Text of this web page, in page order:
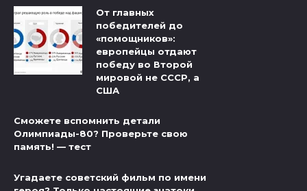
От главных
победителей до
«помощников»:
европейцы отдают
победу во Второй
мировой не СССР, а
США
Сможете вспомнить детали
Олимпиады-80? Проверьте свою
память! — тест
Угадаете советский фильм по имени